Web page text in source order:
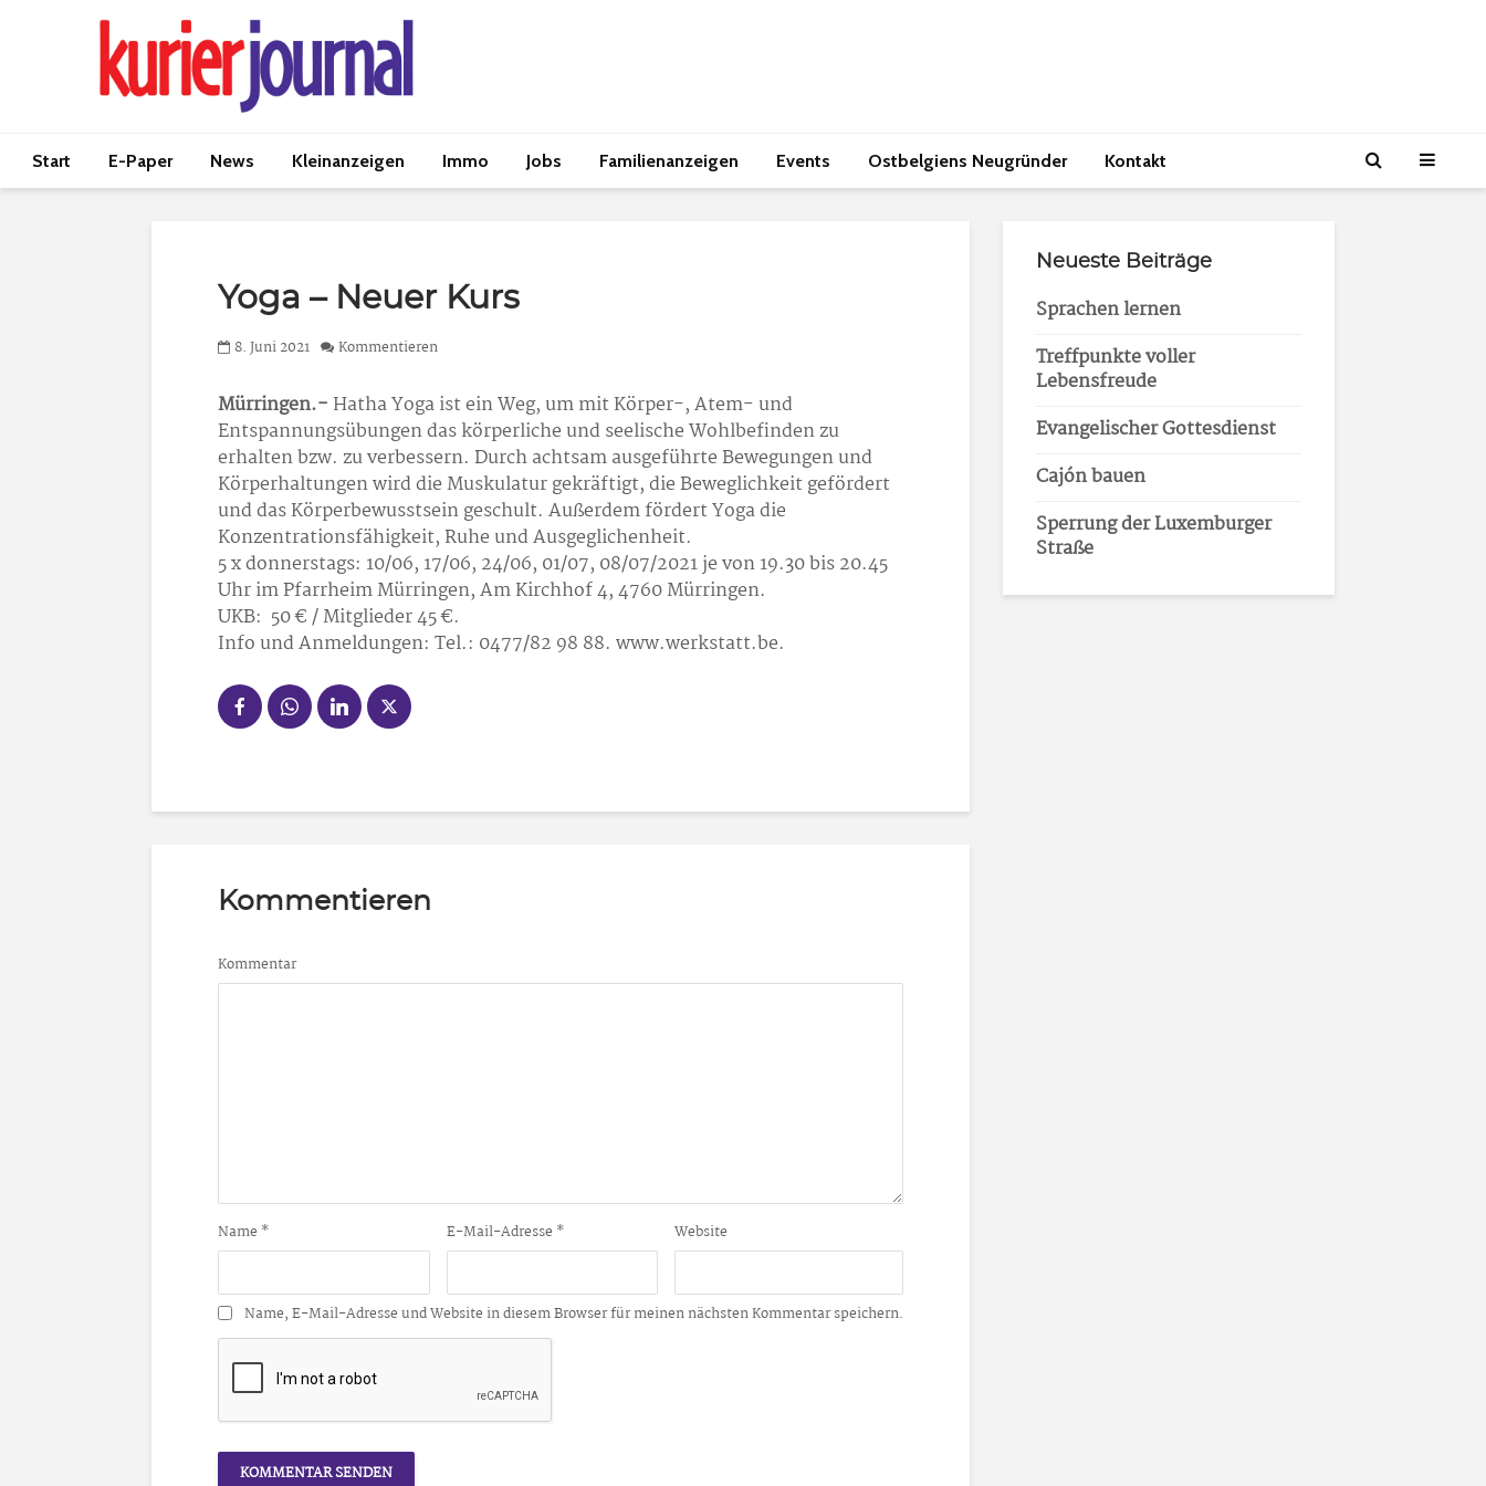
Start E-Paper News Kleinanzeigen Immo Jobs Familienanzeigen Events Ostbelgiens Neugründer Kontakt
Yoga – Neuer Kurs
8. Juni 2021 Kommentieren
Mürringen.- Hatha Yoga ist ein Weg, um mit Körper-, Atem- und
Entspannungsübungen das körperliche und seelische Wohlbefinden zu
erhalten bzw. zu verbessern. Durch achtsam ausgeführte Bewegungen und
Körperhaltungen wird die Muskulatur gekräftigt, die Beweglichkeit gefördert
und das Körperbewusstsein geschult. Außerdem fördert Yoga die
Konzentrationsfähigkeit, Ruhe und Ausgeglichenheit.
5 x donnerstags: 10/06, 17/06, 24/06, 01/07, 08/07/2021 je von 19.30 bis 20.45
Uhr im Pfarrheim Mürringen, Am Kirchhof 4, 4760 Mürringen.
UKB: 50 € / Mitglieder 45 €.
Info und Anmeldungen: Tel.: 0477/82 98 88. www.werkstatt.be.
Kommentieren
Kommentar
Name * E-Mail-Adresse * Website
Name, E-Mail-Adresse und Website in diesem Browser für meinen nächsten Kommentar speichern.
Neueste Beiträge
Sprachen lernen
Treffpunkte voller
Lebensfreude
Evangelischer Gottesdienst
Cajón bauen
Sperrung der Luxemburger
Straße